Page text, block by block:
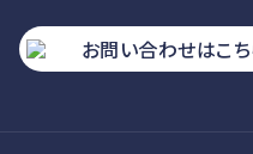
お問い合わせはこち